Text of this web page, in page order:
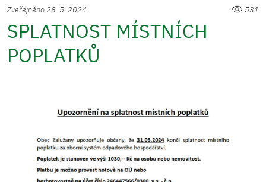
Zveřejněno 28. 5. 2024 531
SPLATNOST MÍSTNÍCH
POPLATKŮ